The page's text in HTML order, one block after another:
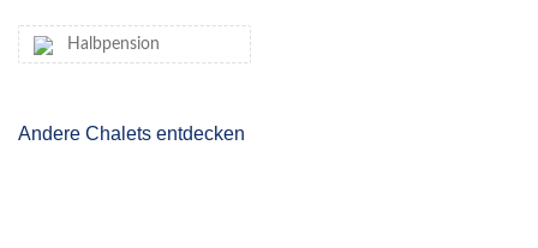
Halbpension
Andere Chalets entdecken